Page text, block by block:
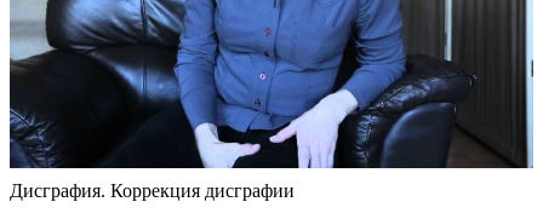
Дисграфия. Коррекция дисграфии